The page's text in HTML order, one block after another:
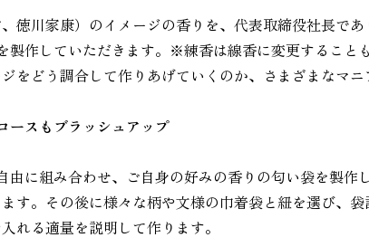
徳川家康）のイメージの香りを、代表取締役社長で
製作していただきます。※練香は線香に変更すること
をどう調合して作りあげていくのか、さまざまなマ
ースもブラッシュアップ
に組み合わせ、ご自身の好みの香りの匂い袋を製作
す。その後に様々な柄や文様の巾着袋と紐を選び、
れる適量を説明して作ります。